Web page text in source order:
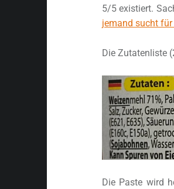
5/5 existiert.
jemand sucht
Die Zutatenliste
Die Paste wird